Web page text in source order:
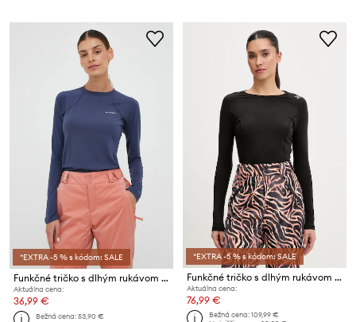
*EXTRA -5 % s kódom: SALE
Funkčné tričko s dlhým rukávom Columbia Midweight Stretch
Aktuálna cena:
36,99 €
Bežná cena:53,90 €
*EXTRA -5 % s kódom: SALE
Funkčné tričko s dlhým rukávom Descente BASE LAYER TOP
Aktuálna cena:
76,99 €
Bežná cena:109,99 €